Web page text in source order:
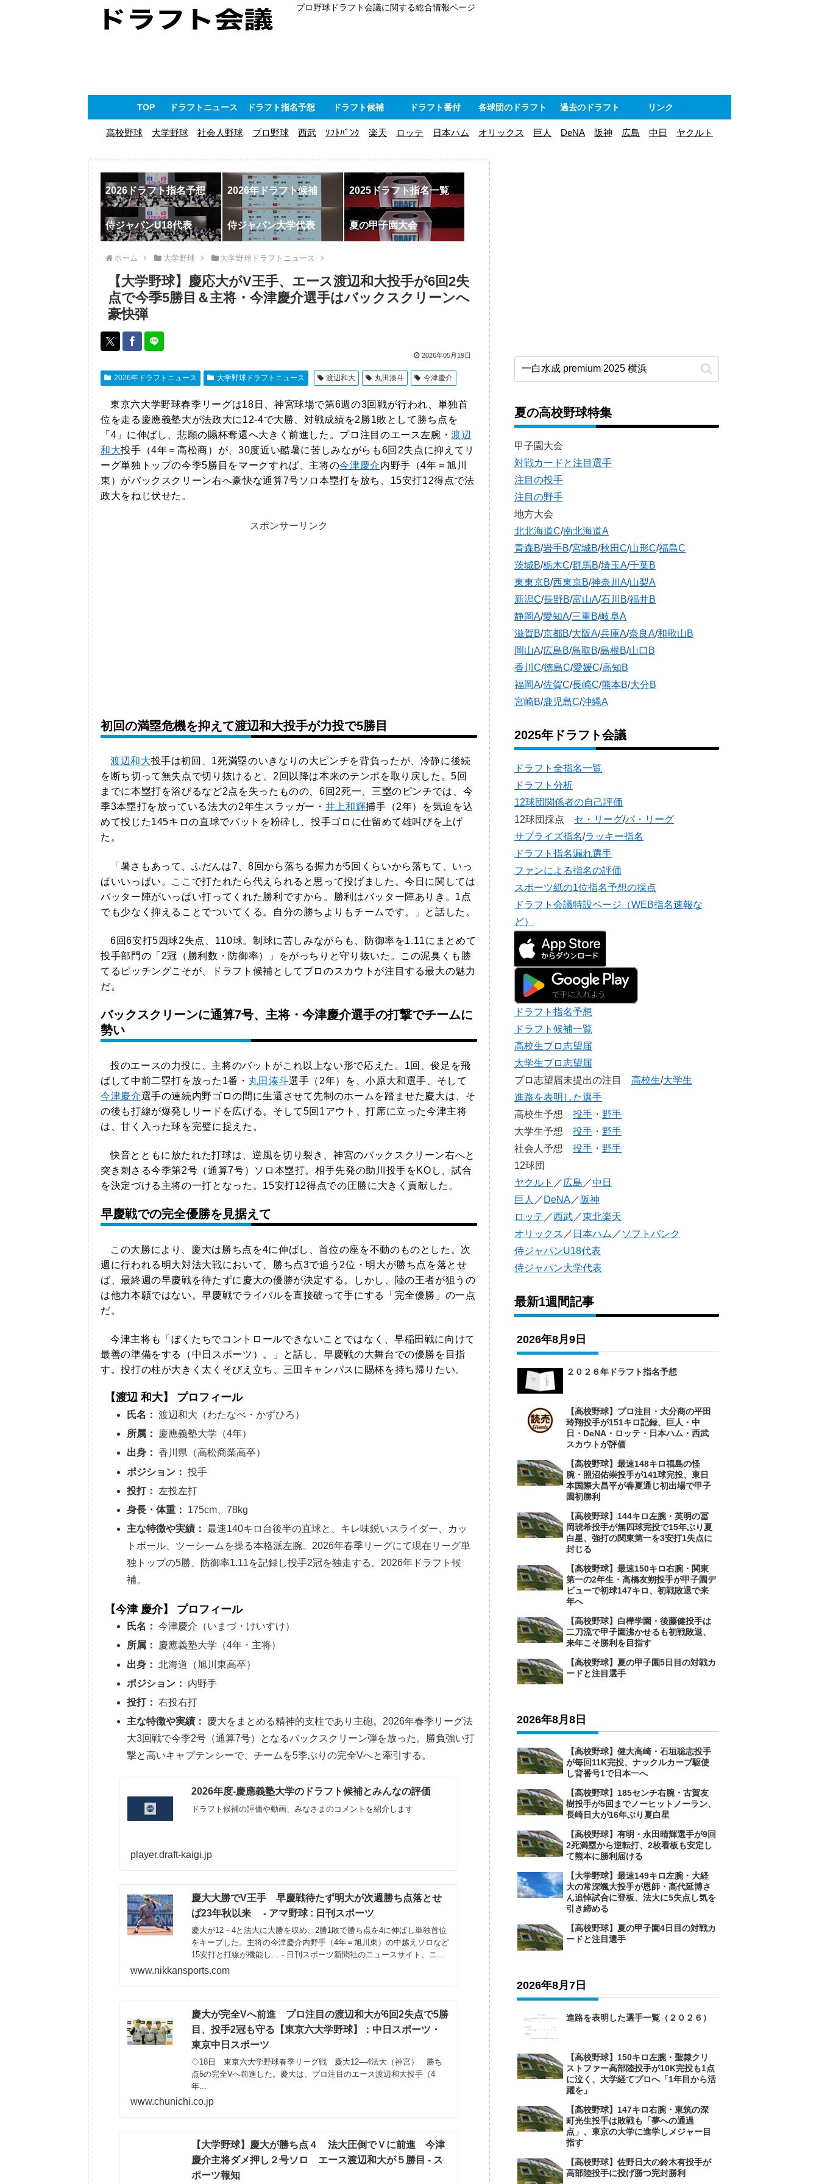
プロ野球ドラフト会議に関する総合情報ページ
TOP ドラフトニュース ドラフト指名予想 ドラフト候補 ドラフト番付 各球団のドラフト 過去のドラフト リンク
高校野球 大学野球 社会人野球 プロ野球 西武 ｿﾌﾄﾊﾞﾝｸ 楽天 ロッテ 日本ハム オリックス 巨人 DeNA 阪神 広島 中日 ヤクルト
2026ドラフト指名予想 2026年ドラフト候補 2025ドラフト指名一覧
侍ジャパンU18代表 侍ジャパン大学代表 夏の甲子園大会
ホーム 大学野球 大学野球ドラフトニュース
【大学野球】慶応大がV王手、エース渡辺和大投手が6回2失
点で今季5勝目＆主将・今津慶介選手はバックスクリーンへ
豪快弾
2026年05月19日
2026年ドラフトニュース 大学野球ドラフトニュース 渡辺和大 丸田湊斗 今津慶介
東京六大学野球春季リーグは18日、神宮球場で第6週の3回戦が行われ、単独首
位を走る慶應義塾大が法政大に12-4で大勝、対戦成績を2勝1敗として勝ち点を
「4」に伸ばし、悲願の賜杯奪還へ大きく前進した。プロ注目のエース左腕・渡辺
和大投手（4年＝高松商）が、30度近い酷暑に苦しみながらも6回2失点に抑えてリ
ーグ単独トップの今季5勝目をマークすれば、主将の今津慶介内野手（4年＝旭川
東）がバックスクリーン右へ豪快な通算7号ソロ本塁打を放ち、15安打12得点で法
政大をねじ伏せた。
スポンサーリンク
初回の満塁危機を抑えて渡辺和大投手が力投で5勝目
渡辺和大投手は初回、1死満塁のいきなりの大ピンチを背負ったが、冷静に後続
を断ち切って無失点で切り抜けると、2回以降は本来のテンポを取り戻した。5回
までに本塁打を浴びるなど2点を失ったものの、6回2死一、三塁のピンチでは、今
季3本塁打を放っている法大の2年生スラッガー・ 井上和輝捕手（2年）を気迫を込
めて投じた145キロの直球でバットを粉砕し、投手ゴロに仕留めて雄叫びを上げ
た。
「暑さもあって、ふだんは7、8回から落ちる握力が5回くらいから落ちて、いっ
ぱいいっぱい。ここで打たれたら代えられると思って投げました。今日に関しては
バッター陣がいっぱい打ってくれた勝利ですから。勝利はバッター陣ありき。1点
でも少なく抑えることでついてくる。自分の勝ちよりもチームです。」と話した。
6回6安打5四球2失点、110球。制球に苦しみながらも、防御率を1.11にまとめて
投手部門の「2冠（勝利数・防御率）」をがっちりと守り抜いた。この泥臭くも勝
てるピッチングこそが、ドラフト候補としてプロのスカウトが注目する最大の魅力
だ。
バックスクリーンに通算7号、主将・今津慶介選手の打撃でチームに
勢い
投のエースの力投に、主将のバットがこれ以上ない形で応えた。1回、俊足を飛
ばして中前二塁打を放った1番・ 丸田湊斗選手（2年）を、小原大和選手、そして
今津慶介選手の連続内野ゴロの間に生還させて先制のホームを踏ませた慶大は、そ
の後も打線が爆発しリードを広げる。そして5回1アウト、打席に立った今津主将
は、甘く入った球を完璧に捉えた。
快音とともに放たれた打球は、逆風を切り裂き、神宮のバックスクリーン右へと
突き刺さる今季第2号（通算7号）ソロ本塁打。相手先発の助川投手をKOし、試合
を決定づける主将の一打となった。15安打12得点での圧勝に大きく貢献した。
早慶戦での完全優勝を見据えて
この大勝により、慶大は勝ち点を4に伸ばし、首位の座を不動のものとした。次
週に行われる明大対法大戦において、勝ち点3で追う2位・明大が勝ち点を落とせ
ば、最終週の早慶戦を待たずに慶大の優勝が決定する。しかし、陸の王者が狙うの
は他力本願ではない。早慶戦でライバルを直接破って手にする「完全優勝」の一点
だ。
今津主将も「ぼくたちでコントロールできないことではなく、早稲田戦に向けて
最善の準備をする（中日スポーツ）。」と話し、早慶戦の大舞台での優勝を目指
す。投打の柱が大きく太くそびえ立ち、三田キャンパスに賜杯を持ち帰りたい。
【渡辺 和大】 プロフィール
氏名： 渡辺和大（わたなべ・かずひろ）
所属：
慶應義塾大学（4年）
出身： 香川県（高松商業高卒）
ポジション： 投手
投打：
左投左打
身長・体重：
175cm、78kg
主な特徴や実績： 最速140キロ台後半の直球と、キレ味鋭いスライダー、カッ
トボール、ツーシームを操る本格派左腕。2026年春季リーグにて現在リーグ単
独トップの5勝、防御率1.11を記録し投手2冠を独走する。2026年ドラフト候
補。
【今津 慶介】 プロフィール
氏名： 今津慶介（いまづ・けいすけ）
所属：
慶應義塾大学（4年・主将）
出身： 北海道（旭川東高卒）
ポジション：
内野手
投打： 右投右打
主な特徴や実績：
慶大をまとめる精神的支柱であり主砲。2026年春季リーグ法
大3回戦で今季2号（通算7号）となるバックスクリーン弾を放った。勝負強い打
撃と高いキャプテンシーで、チームを5季ぶりの完全Vへと牽引する。
2026年度-慶應義塾大学のドラフト候補とみんなの評価
ドラフト候補の評価や動画、みなさまのコメントを紹介します
player.draft-kaigi.jp
慶大大勝でV王手 早慶戦待たず明大が次週勝ち点落とせ
ば23年秋以来 - アマ野球 : 日刊スポーツ
慶大が12－4と法大に大勝を収め、2勝1敗で勝ち点を4に伸ばし単独首位
をキープした。主将の今津慶介内野手（4年＝旭川東）の中越えソロなど
15安打と打線が機能し… - 日刊スポーツ新聞社のニュースサイト、ニッ
カンスポーツ・コム（nikkans...
www.nikkansports.com
慶大が完全Vへ前進 プロ注目の渡辺和大が6回2失点で5勝
目、投手2冠も守る【東京六大学野球】：中日スポーツ・
東京中日スポーツ
◇18日 東京六大学野球春季リーグ戦 慶大12―4法大（神宮） 勝ち
点5の完全Vへ前進した。慶大は、プロ注目のエース渡辺和大投手（4
年...
www.chunichi.co.jp
【大学野球】慶大が勝ち点４ 法大圧倒でＶに前進 今津
慶介主将ダメ押し２号ソロ エース渡辺和大が５勝目 - ス
ポーツ報知
夏の高校野球特集
甲子園大会
対戦カードと注目選手
注目の投手
注目の野手
地方大会
北北海道C/南北海道A
青森B/岩手B/宮城B/秋田C/山形C/福島C
茨城B/栃木C/群馬B/埼玉A/千葉B
東東京B/西東京B/神奈川A/山梨A
新潟C/長野B/富山A/石川B/福井B
静岡A/愛知A/三重B/岐阜A
滋賀B/京都B/大阪A/兵庫A/奈良A/和歌山B
岡山A/広島B/鳥取B/島根B/山口B
香川C/徳島C/愛媛C/高知B
福岡A/佐賀C/長崎C/熊本B/大分B
宮崎B/鹿児島C/沖縄A
2025年ドラフト会議
ドラフト全指名一覧
ドラフト分析
12球団関係者の自己評価
12球団採点 セ・リーグ/パ・リーグ
サプライズ指名/ラッキー指名
ドラフト指名漏れ選手
ファンによる指名の評価
スポーツ紙の1位指名予想の採点
ドラフト会議特設ページ（WEB指名速報な
ど）
ドラフト指名予想
ドラフト候補一覧
高校生プロ志望届
大学生プロ志望届
プロ志望届未提出の注目 高校生/大学生
進路を表明した選手
高校生予想 投手 ・ 野手
大学生予想 投手 ・ 野手
社会人予想 投手 ・ 野手
12球団
ヤクルト ／ 広島 ／中日
巨人 ／ DeNA ／ 阪神
ロッテ ／西武 ／東北楽天
オリックス ／ 日本ハム ／ ソフトバンク
侍ジャパンU18代表
侍ジャパン大学代表
最新1週間記事
2026年8月9日
２０２６年ドラフト指名予想
【高校野球】プロ注目・大分商の平田
玲翔投手が151キロ記録、巨人・中
日・DeNA・ロッテ・日本ハム・西武
スカウトが評価
【高校野球】最速148キロ福島の怪
腕・照沼佑崇投手が141球完投、東日
本国際大昌平が春夏通じ初出場で甲子
園初勝利
【高校野球】144キロ左腕・英明の冨
岡琥希投手が無四球完投で15年ぶり夏
白星、強打の関東第一を3安打1失点に
封じる
【高校野球】最速150キロ右腕・関東
第一の2年生・高橋友朔投手が甲子園デ
ビューで初球147キロ、初戦敗退で来
年へ
【高校野球】白樺学園・後藤健投手は
二刀流で甲子園沸かせるも初戦敗退、
来年こそ勝利を目指す
【高校野球】夏の甲子園5日目の対戦カ
ードと注目選手
2026年8月8日
【高校野球】健大高崎・石垣聡志投手
が毎回11K完投、ナックルカーブ駆使
し背番号1で日本一へ
【高校野球】185センチ右腕・古賀友
樹投手が5回までノーヒットノーラン、
長崎日大が16年ぶり夏白星
【高校野球】有明・永田晴輝選手が9回
2死満塁から逆転打、2枚看板も安定し
て熊本に勝利届ける
【大学野球】最速149キロ左腕・大経
大の常深颯大投手が恩師・高代延博さ
ん追悼試合に登板、法大に5失点し気を
引き締める
【高校野球】夏の甲子園4日目の対戦カ
ードと注目選手
2026年8月7日
進路を表明した選手一覧（２０２６）
【高校野球】150キロ左腕・聖隷クリ
ストファー高部陸投手が10K完投も1点
に泣く、大学経てプロへ「1年目から活
躍を」
【高校野球】147キロ右腕・東筑の深
町光生投手は敗戦も「夢への通過
点」、東京の大学に進学しメジャー目
指す
【高校野球】佐野日大の鈴木有投手が
高部陸投手に投げ勝つ完封勝利